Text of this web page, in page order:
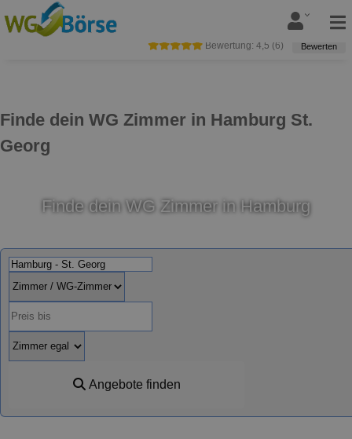
Finde dein WG Zimmer in Hamburg St.
Georg
Bewertung: 4,5 (6) Bewerten
Finde dein WG Zimmer in Hamburg
Angebote finden